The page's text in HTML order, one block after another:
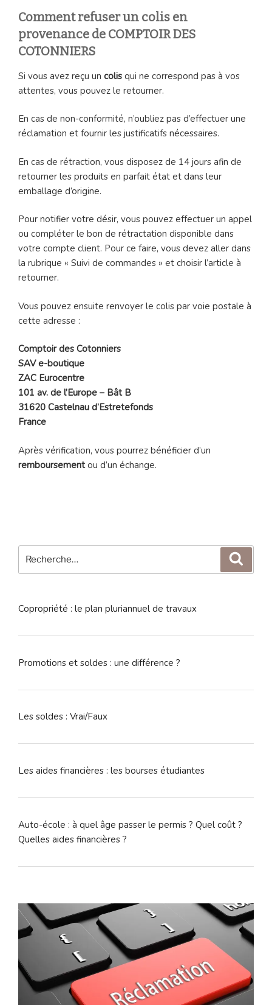
Comment refuser un colis en
provenance de COMPTOIR DES
COTONNIERS
Si vous avez reçu un colis qui ne correspond pas à vos
attentes, vous pouvez le retourner.
En cas de non-conformité, n’oubliez pas d’effectuer une
réclamation et fournir les justificatifs nécessaires.
En cas de rétraction, vous disposez de 14 jours afin de
retourner les produits en parfait état et dans leur
emballage d’origine.
Pour notifier votre désir, vous pouvez effectuer un appel
ou compléter le bon de rétractation disponible dans
votre compte client. Pour ce faire, vous devez aller dans
la rubrique « Suivi de commandes » et choisir l’article à
retourner.
Vous pouvez ensuite renvoyer le colis par voie postale à
cette adresse :
Comptoir des Cotonniers
SAV e-boutique
ZAC Eurocentre
101 av. de l’Europe – Bât B
31620 Castelnau d’Estretefonds
France
Après vérification, vous pourrez bénéficier d’un
remboursementou d’un échange.
pour
Copropriété : le plan pluriannuel de travaux
Promotions et soldes : une différence ?
Les soldes : Vrai/Faux
Les aides financières : les bourses étudiantes
Auto-école : à quel âge passer le permis ? Quel coût ?
Quelles aides financières ?